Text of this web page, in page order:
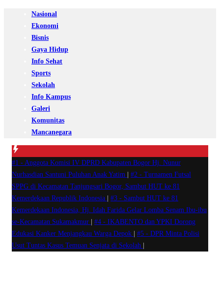
Nasional
Ekonomi
Bisnis
Gaya Hidup
Info Sehat
Sports
Sekolah
Info Kampus
Galeri
Komunitas
Mancanegara
#1 - Anggota Komisi IV DPRD Kabupaten Bogor Hj. Nunur
Nurhasdian Santuni Puluhan Anak Yatim
#2 - Turnamen Futsal
SPPG di Kecamatan Tanjungsari Bogor, Sambut HUT ke 81
Kemerdekaan Republik Indonesia
#3 - Sambut HUT ke 81
Kemerdekaan Indonesia, Hj. Idah Farida Gelar Lomba Senam Ibu-ibu
se-Kecamatan Sukamakmur
#4 - IKABENTO dan YPKI Dorong
Edukasi Kanker Menjangkau Warga Depok
#5 - DPR Minta Polisi
Usut Tuntas Kasus Temuan Senjata di Sekolah